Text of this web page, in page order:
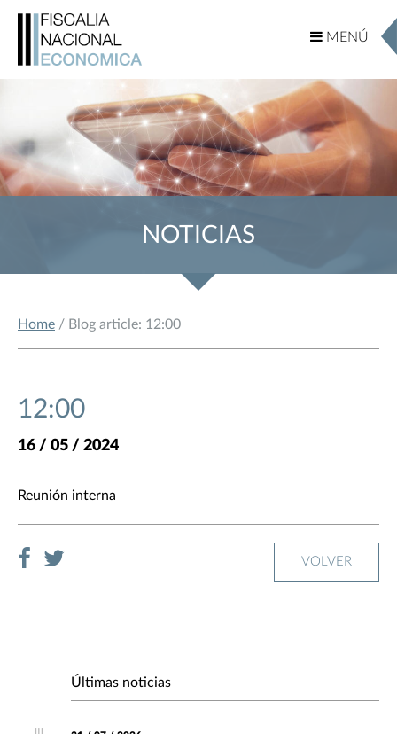
MENÚ
MENÚ
NOTICIAS
Home / Blog article: 12:00
12:00
16 / 05 / 2024
Reunión interna
VOLVER
Últimas noticias